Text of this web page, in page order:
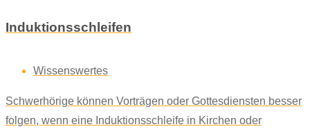
Induktionsschleifen
Wissenswertes
Schwerhörige können Vorträgen oder Gottesdiensten besser
folgen, wenn eine Induktionsschleife in Kirchen oder